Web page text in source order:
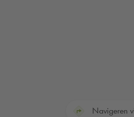
Navigeren